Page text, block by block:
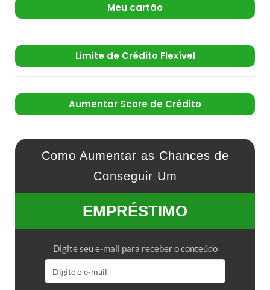
Meu cartão
Limite de Crédito Flexível
Aumentar Score de Crédito
Como Aumentar as Chances de
Conseguir Um
EMPRÉSTIMO
Digite seu e-mail para receber o conteúdo